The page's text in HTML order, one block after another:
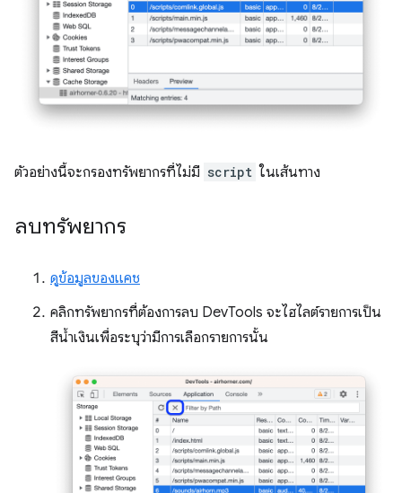
ตัวอย่างนี้จะกรองทรัพยากรที่ไม่มี script ในเส้นทาง
ลบทรัพยากร
ดูข้อมูลของแคช
คลิกทรัพยากรที่ต้องการลบ DevTools จะไฮไลต์รายการเป็น
สีน้ำเงินเพื่อระบุว่ามีการเลือกรายการนั้น